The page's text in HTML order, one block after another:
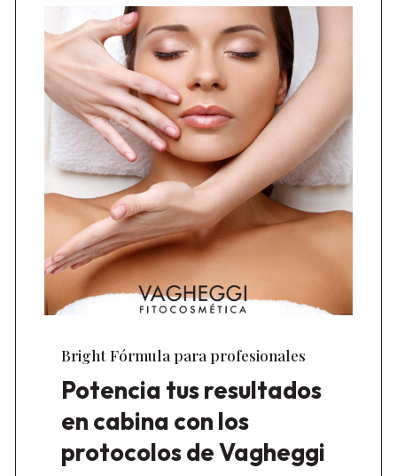
Bright Fórmula para profesionales
Potencia tus resultados
en cabina con los
protocolos de Vagheggi